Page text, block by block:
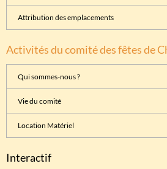
Attribution des emplacements
Activités du comité des fêtes de
Qui sommes-nous ?
Vie du comité
Location Matériel
Interactif